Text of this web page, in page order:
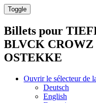
Toggle
Billets pour
BLVCK
OSTEKKE
Ouvrir le sélecteur de
Deutsch
English